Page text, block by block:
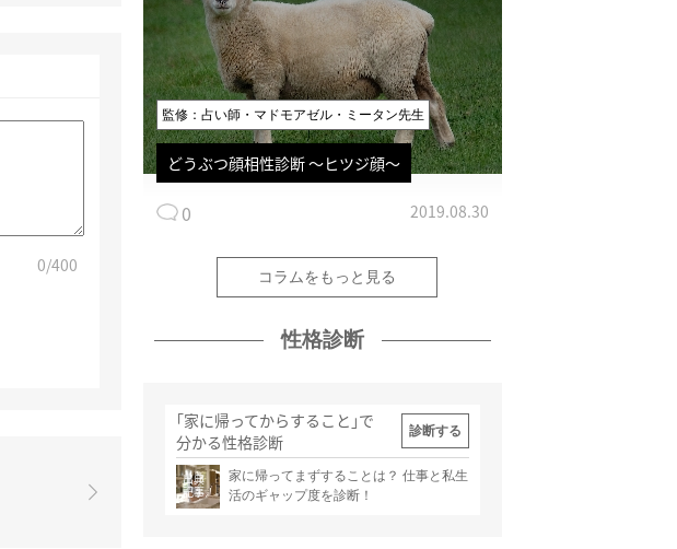
0/400
監修：占い師・マドモアゼル・ミータン先生
どうぶつ顔相性診断 〜ヒツジ顔〜
0 2019.08.30
コラムをもっと見る
性格診断
｢家に帰ってからすること｣で
分かる性格診断
診断する
出典
記事
家に帰ってまずすることは？ 仕事と私生
活のギャップ度を診断！